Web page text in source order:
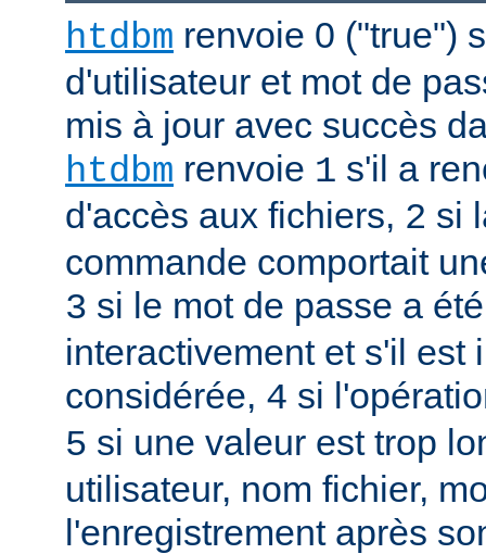
htdbm renvoie 0 ("true")
d'utilisateur et mot de
mis à jour avec succès
htdbm renvoie 1 s'il a
d'accès aux fichiers, 2 si
commande comportait
3 si le mot de passe a
interactivement et s'il est
considérée, 4 si
5 si une valeur est trop
utilisateur, nom fichier,
l'enregistrement après